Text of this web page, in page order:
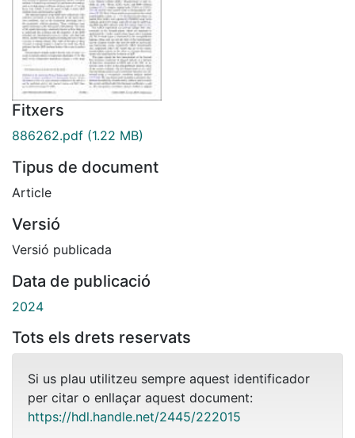
Fitxers
886262.pdf (1.22 MB)
Tipus de document
Article
Versió
Versió publicada
Data de publicació
2024
Tots els drets reservats
Si us plau utilitzeu sempre aquest identificador
per citar o enllaçar aquest document:
https://hdl.handle.net/2445/222015